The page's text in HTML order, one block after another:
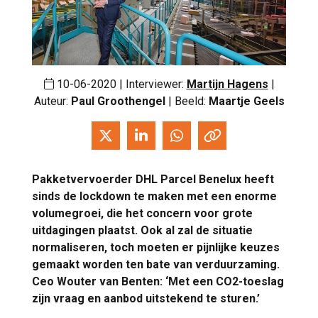
10-06-2020 | Interviewer: Martijn Hagens
Auteur: Paul Groothengel | Beeld: Maartje Geels
Pakketvervoerder DHL Parcel Benelux heeft
sinds de lockdown te maken met een enorme
volumegroei, die het concern voor grote
uitdagingen plaatst. Ook al zal de situatie
normaliseren, toch moeten er pijnlijke keuzes
gemaakt worden ten bate van verduurzaming.
Ceo Wouter van Benten: ‘Met een CO2-toeslag
zijn vraag en aanbod uitstekend te sturen.’